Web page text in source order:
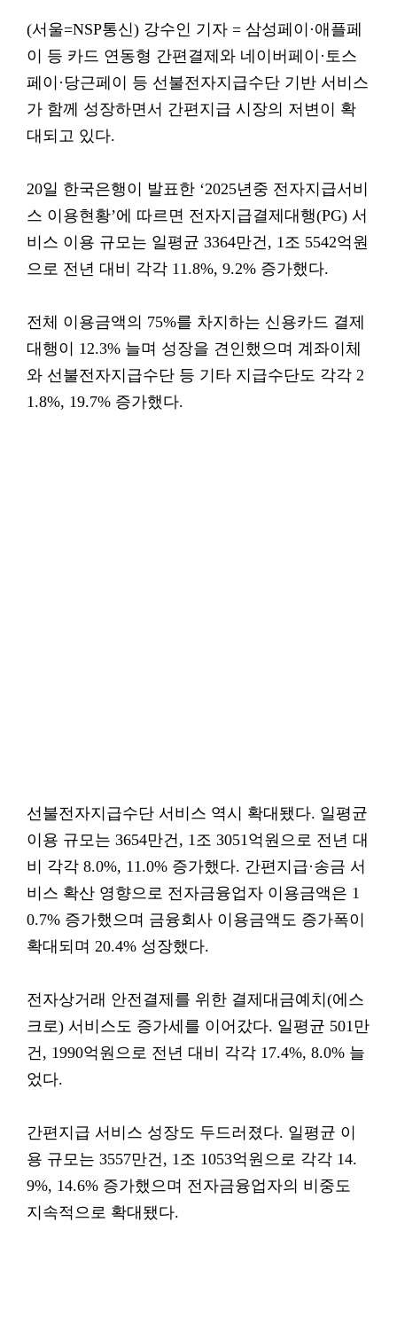
(서울=NSP통신) 강수인 기자 = 삼성페이·애플페
이 등 카드 연동형 간편결제와 네이버페이·토스
페이·당근페이 등 선불전자지급수단 기반 서비스
가 함께 성장하면서 간편지급 시장의 저변이 확
대되고 있다.
20일 한국은행이 발표한 ‘2025년중 전자지급서비
스 이용현황’에 따르면 전자지급결제대행(PG) 서
비스 이용 규모는 일평균 3364만건, 1조 5542억원
으로 전년 대비 각각 11.8%, 9.2% 증가했다.
전체 이용금액의 75%를 차지하는 신용카드 결제
대행이 12.3% 늘며 성장을 견인했으며 계좌이체
와 선불전자지급수단 등 기타 지급수단도 각각 2
1.8%, 19.7% 증가했다.
선불전자지급수단 서비스 역시 확대됐다. 일평균
이용 규모는 3654만건, 1조 3051억원으로 전년 대
비 각각 8.0%, 11.0% 증가했다. 간편지급·송금 서
비스 확산 영향으로 전자금융업자 이용금액은 1
0.7% 증가했으며 금융회사 이용금액도 증가폭이
확대되며 20.4% 성장했다.
전자상거래 안전결제를 위한 결제대금예치(에스
크로) 서비스도 증가세를 이어갔다. 일평균 501만
건, 1990억원으로 전년 대비 각각 17.4%, 8.0% 늘
었다.
간편지급 서비스 성장도 두드러졌다. 일평균 이
용 규모는 3557만건, 1조 1053억원으로 각각 14.
9%, 14.6% 증가했으며 전자금융업자의 비중도
지속적으로 확대됐다.